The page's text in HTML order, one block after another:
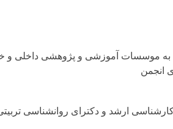
آموزشی و پژوهشی داخلی و خارجی
و دکترای روانشناسی تربیتی )